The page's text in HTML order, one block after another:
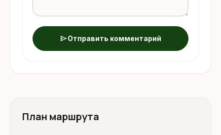
sendОтправить комментарий
План маршрута